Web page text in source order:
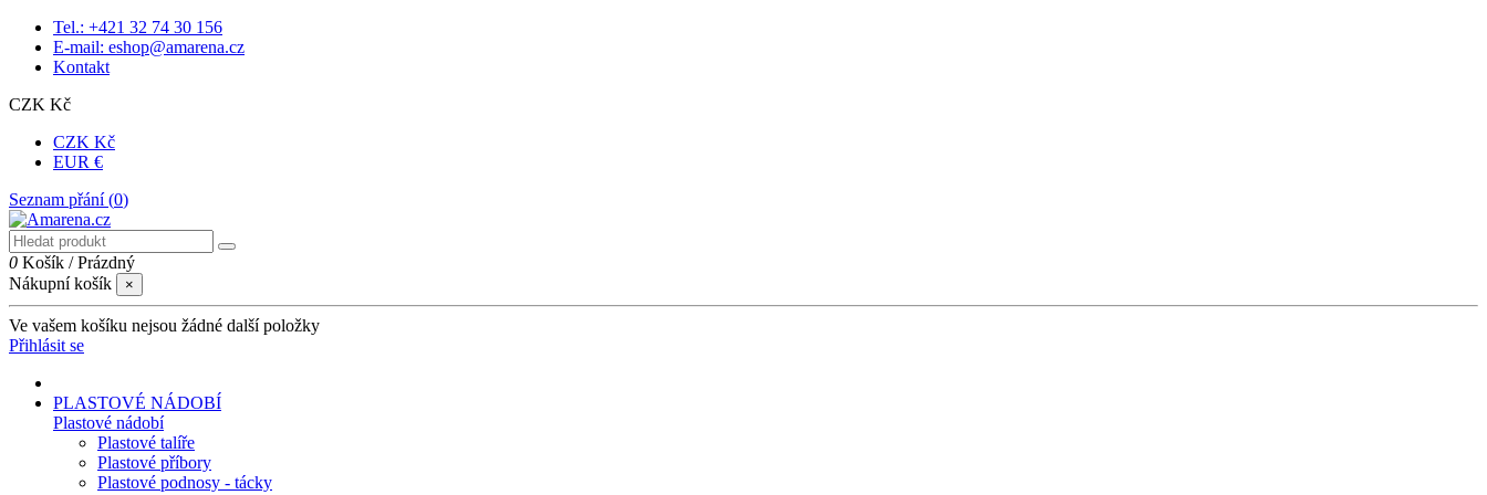
Tel.: +421 32 74 30 156
E-mail: eshop@amarena.cz
Kontakt
CZK Kč
CZK Kč
EUR €
Seznam přání (0)
0 Košík /Prázdný
Nákupní košík
×
Ve vašem košíku nejsou žádné další položky
Přihlásit se
PLASTOVÉ NÁDOBÍ
Plastové nádobí
Plastové talíře
Plastové příbory
Plastové podnosy - tácky